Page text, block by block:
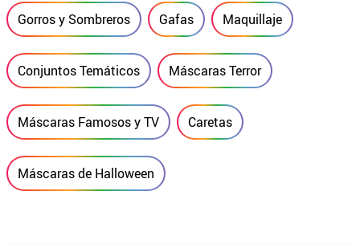
Gorros y Sombreros Gafas Maquillaje
Conjuntos Temáticos Máscaras Terror
Máscaras Famosos y TV Caretas
Máscaras de Halloween